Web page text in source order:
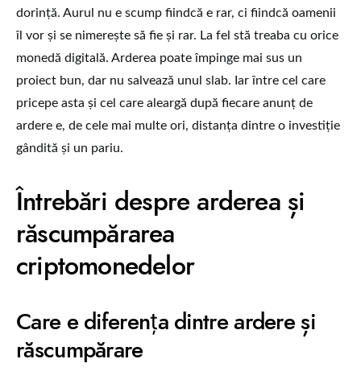
dorință. Aurul nu e scump fiindcă e rar, ci fiindcă oamenii
îl vor și se nimerește să fie și rar. La fel stă treaba cu orice
monedă digitală. Arderea poate împinge mai sus un
proiect bun, dar nu salvează unul slab. Iar între cel care
pricepe asta și cel care aleargă după fiecare anunț de
ardere e, de cele mai multe ori, distanța dintre o investiție
gândită și un pariu.
Întrebări despre arderea și
răscumpărarea
criptomonedelor
Care e diferența dintre ardere și
răscumpărare